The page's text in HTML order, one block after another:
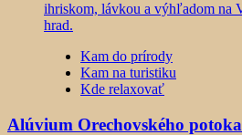
Kam do prírody
Kam na turistiku
Kde relaxovať
Alúvium Orechovského potoka